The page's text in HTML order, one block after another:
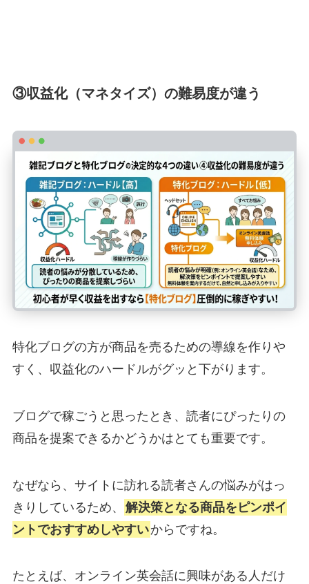
③収益化（マネタイズ）の難易度が違う
特化ブログの方が商品を売るための導線を作りや
すく、収益化のハードルがグッと下がります。
ブログで稼ごうと思ったとき、読者にぴったりの
商品を提案できるかどうかはとても重要です。
なぜなら、サイトに訪れる読者さんの悩みがはっ
きりしているため、
解決策となる商品をピンポイ
ントでおすすめしやすいからですね。
たとえば、オンライン英会話に興味がある人だけ